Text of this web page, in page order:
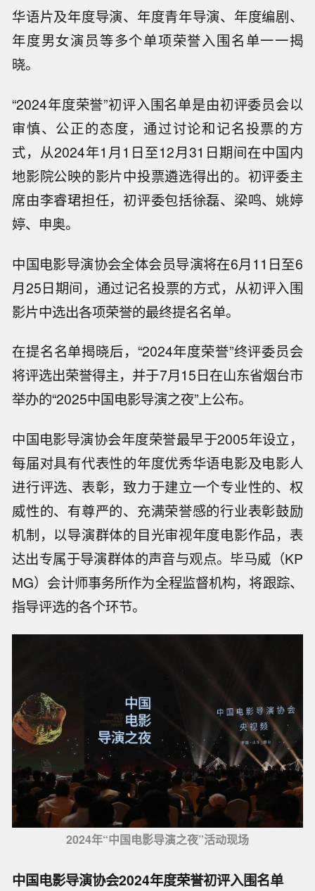
华语片及年度导演、年度青年导演、年度编剧、
年度男女演员等多个单项荣誉入围名单一一揭
晓。
“2024年度荣誉”初评入围名单是由初评委员会以
审慎、公正的态度，通过讨论和记名投票的方
式，从2024年1月1日至12月31日期间在中国内
地影院公映的影片中投票遴选得出的。初评委主
席由李睿珺担任，初评委包括徐磊、梁鸣、姚婷
婷、申奥。
中国电影导演协会全体会员导演将在6月11日至6
月25日期间，通过记名投票的方式，从初评入围
影片中选出各项荣誉的最终提名名单。
在提名名单揭晓后，“2024年度荣誉”终评委员会
将评选出荣誉得主，并于7月15日在山东省烟台市
举办的“2025中国电影导演之夜”上公布。
中国电影导演协会年度荣誉最早于2005年设立，
每届对具有代表性的年度优秀华语电影及电影人
进行评选、表彰，致力于建立一个专业性的、权
威性的、有尊严的、充满荣誉感的行业表彰鼓励
机制，以导演群体的目光审视年度电影作品，表
达出专属于导演群体的声音与观点。毕马威（KP
MG）会计师事务所作为全程监督机构，将跟踪、
指导评选的各个环节。
2024年“中国电影导演之夜”活动现场
中国电影导演协会2024年度荣誉初评入围名单